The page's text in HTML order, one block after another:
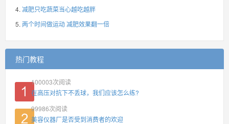
减肥只吃蔬菜当心越吃越胖
两个时间做运动 减肥效果翻一倍
热门教程
100003次阅读
在高压对抗下不丢球，我们应该怎么练?
99986次阅读
美容仪器厂是否受到消费者的欢迎